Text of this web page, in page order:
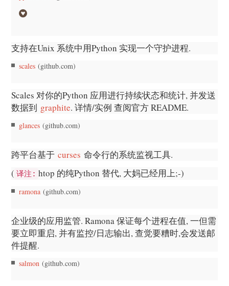
支持在Unix 系统中用Python 实现一个守护进程.
scales (github.com)
Scales 对你的Python 应用进行持续状态和统计, 并发送
数据到 graphite. 详情/实例 查阅官方 README.
glances (github.com)
跨平台基于curses 命令行的系统监视工具.
( 译注: htop 的纯Python 替代, 大妈已经用上;-)
ramona (github.com)
企业级的应用监管. Ramona 保证每个进程在值, 一但需
要立即重启, 并有监控/日志输出, 查觉要糟时,会发送邮
件提醒.
salmon (github.com)